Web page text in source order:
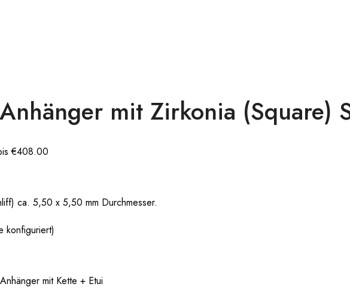
mit Zirkonia (Square)
€408.00
ca. 5,50 x 5,50 mm Durchmesser.
konfiguriert)
mit Kette + Etui